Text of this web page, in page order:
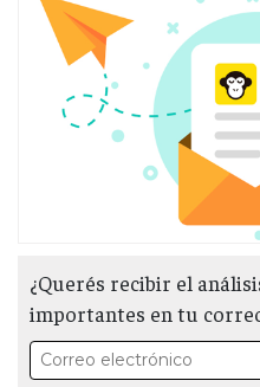
¿Querés recibir el
importantes en tu